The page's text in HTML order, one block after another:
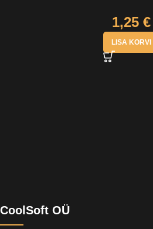
1,25 €
LISA KORVI
CoolSoft OÜ